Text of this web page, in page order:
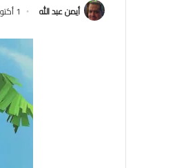
أيمن عبد الله 1 أكتوبر, 2012